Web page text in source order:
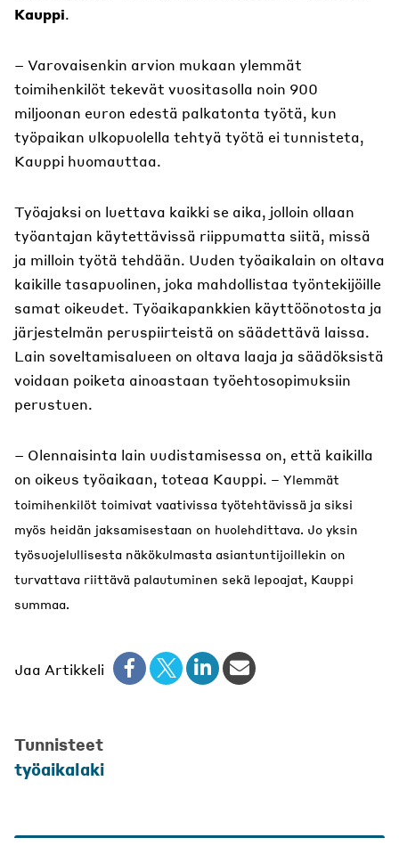
Kauppi.
– Varovaisenkin arvion mukaan ylemmät
toimihenkilöt tekevät vuositasolla noin 900
miljoonan euron edestä palkatonta työtä, kun
työpaikan ulkopuolella tehtyä työtä ei tunnisteta,
Kauppi huomauttaa.
Työajaksi on luettava kaikki se aika, jolloin ollaan
työantajan käytettävissä riippumatta siitä, missä
ja milloin työtä tehdään. Uuden työaikalain on oltava
kaikille tasapuolinen, joka mahdollistaa työntekijöille
samat oikeudet. Työaikapankkien käyttöönotosta ja
järjestelmän peruspiirteistä on säädettävä laissa.
Lain soveltamisalueen on oltava laaja ja säädöksistä
voidaan poiketa ainoastaan työehtosopimuksiin
perustuen.
– Olennaisinta lain uudistamisessa on, että kaikilla
on oikeus työaikaan, toteaa Kauppi. – Ylemmät
toimihenkilöt toimivat vaativissa työtehtävissä ja siksi
myös heidän jaksamisestaan on huolehdittava. Jo yksin
työsuojelullisesta näkökulmasta asiantuntijoillekin on
turvattava riittävä palautuminen sekä lepoajat, Kauppi
summaa.
Jaa Artikkeli
Tunnisteet
työaikalaki